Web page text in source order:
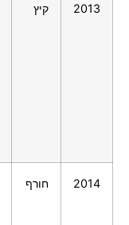
2013 קיץ
2014 חורף